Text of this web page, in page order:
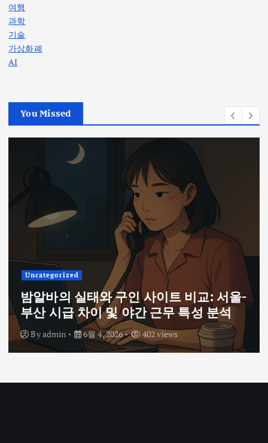
여행
과학
기술
가상화폐
AI
You Missed
Uncategorized
밤알바의 실태와 구인 사이트 비교: 서울-
부산 시급 차이 및 야간 근무 특성 분석
Byadmin 6월 4, 2026 402 views